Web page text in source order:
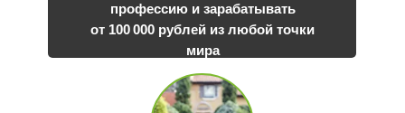
профессию и зарабатывать
от 100 000 рублей из любой точки
мира